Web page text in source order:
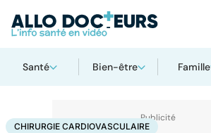
Santé Bien-être Famille
AccueilSantéMaladiesChirurgie cardiovasculaire
CHIRURGIE CARDIOVASCULAIRE